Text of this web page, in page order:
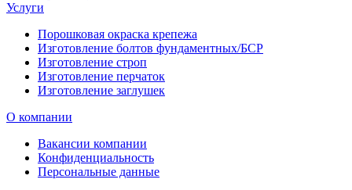
Услуги
Порошковая окраска крепежа
Изготовление болтов фундаментных/БСР
Изготовление строп
Изготовление перчаток
Изготовление заглушек
О компании
Вакансии компании
Конфиденциальность
Персональные данные